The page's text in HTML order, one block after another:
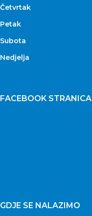
Četvrtak
Petak
Subota
Nedjelja
FACEBOOK STRANICA
GDJE SE NALAZIMO